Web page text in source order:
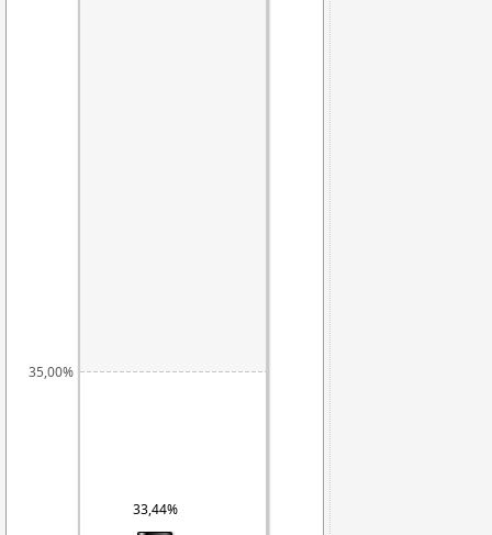
35,00%
33,44%